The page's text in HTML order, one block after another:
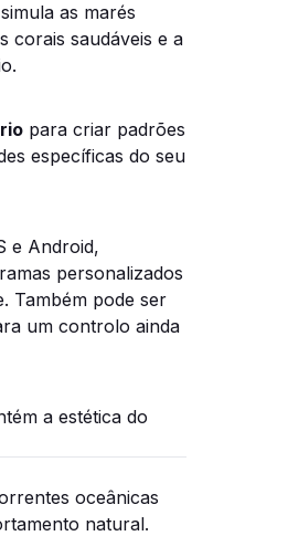
as marés
corais saudáveis e a
para criar padrões
específicas do seu
e Android,
personalizados
Também pode ser
um controlo ainda
a estética do
oceânicas
natural.